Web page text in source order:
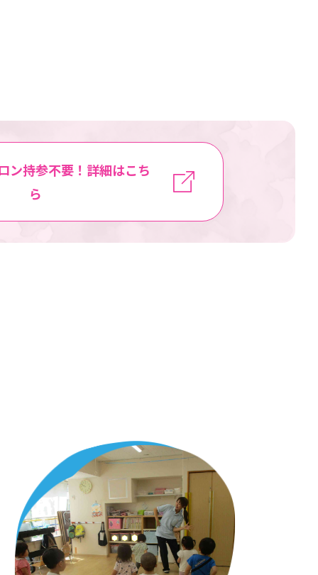
ン持参不要！詳細はこち
ら